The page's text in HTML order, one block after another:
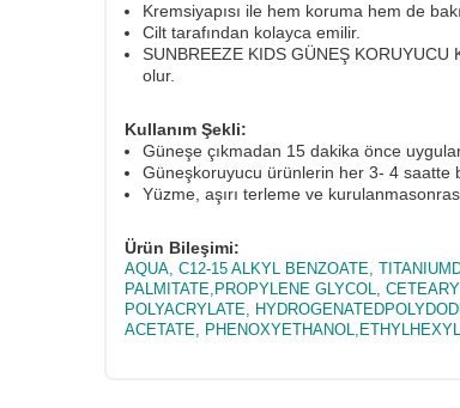
Kremsiyapısı ile hem koruma hem de
Cilt tarafından kolayca emilir.
SUNBREEZE KIDS GÜNEŞ
olur.
Kullanım Şekli:
Güneşe çıkmadan 15 dakika önce
Güneşkoruyucu ürünlerin her 3- 4 saatte
Yüzme, aşırı terleme ve
Ürün Bileşimi:
AQUA, C12-15 ALKYL BENZOATE,
PALMITATE,PROPYLENE GLYCOL,
POLYACRYLATE,
ACETATE,